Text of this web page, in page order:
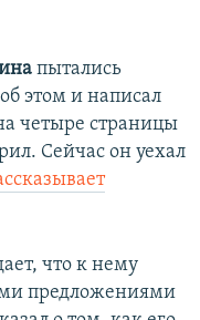
пытались
этом и написал
четыре страницы
Сейчас он уехал
что к нему
предложениями